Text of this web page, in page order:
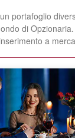
portafoglio
di
a